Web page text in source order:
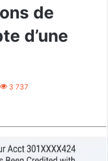
de
d’une
3 737